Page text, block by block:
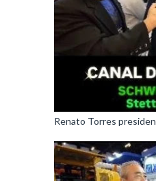
Renato Torres